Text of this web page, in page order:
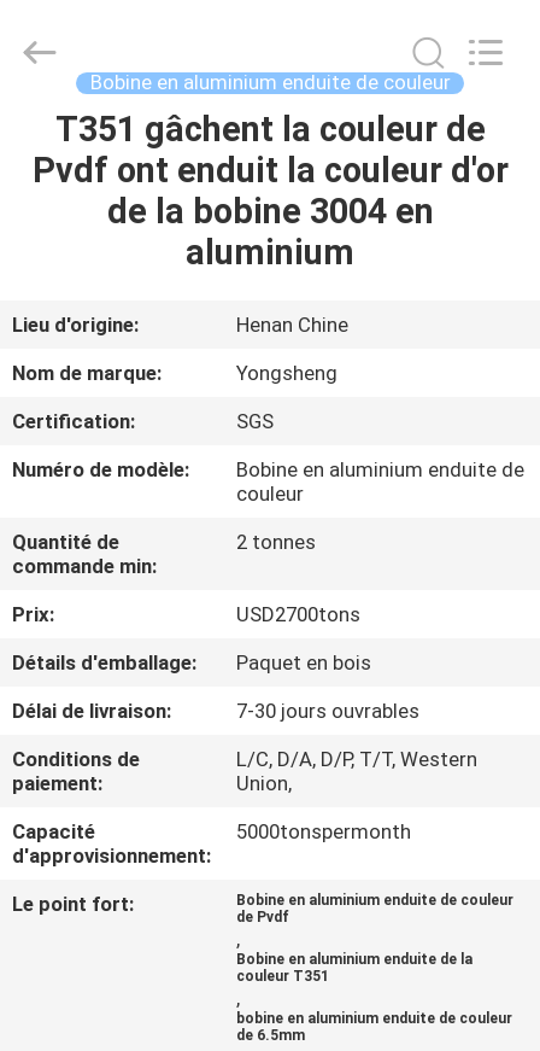
MAISON
PRODUITS
SUJET
DE
NOUS
VISITE
D'USINE
CONTRÔLE
QUALITÉ
CONTACTEZ-
NOUS
NOUVELLES
Yongsheng
Aluminum
Bobine en aluminium enduite de couleur
T351 gâchent la couleur de
Pvdf ont enduit la couleur d'or
de la bobine 3004 en
aluminium
Lieu d'origine:
Henan Chine
Nom de marque:
Yongsheng
Certification:
SGS
Numéro de modèle:
Bobine en aluminium enduite de
couleur
Quantité de
commande min:
2 tonnes
Prix:
USD2700tons
Détails d'emballage:
Paquet en bois
Délai de livraison:
7-30 jours ouvrables
Conditions de
paiement:
L/C, D/A, D/P, T/T, Western
Union,
Capacité
d'approvisionnement:
5000tonspermonth
Le point fort:
Bobine en aluminium enduite de couleur
de Pvdf
,
Bobine en aluminium enduite de la
couleur T351
,
bobine en aluminium enduite de couleur
de 6.5mm